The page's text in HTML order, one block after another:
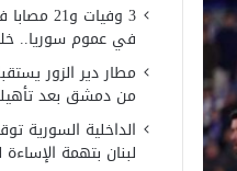
في عموم سوريا..
مطار دير الزور
من دمشق بعد
الداخلية السورية
لبنان بتهمة الإساءة